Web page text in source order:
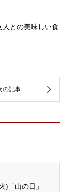
人との美味しい食
)「山の日」